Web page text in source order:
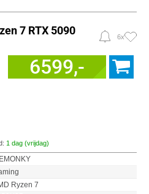
7 RTX 5090
6x
6599,-
1 dag (vrijdag)
Ryzen 7